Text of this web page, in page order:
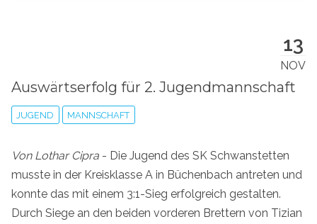
13
NOV
Auswärtserfolg für 2. Jugendmannschaft
JUGEND MANNSCHAFT
Von Lothar Cipra - Die Jugend des SK Schwanstetten
musste in der Kreisklasse A in Büchenbach antreten und
konnte das mit einem 3:1-Sieg erfolgreich gestalten.
Durch Siege an den beiden vorderen Brettern von Tizian